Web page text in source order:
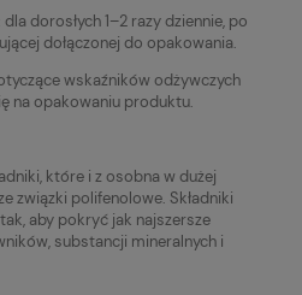
dorosłych 1–2 razy dziennie, po
dołączonej do opakowania.
wskaźników odżywczych
na opakowaniu produktu.
które i z osobna w dużej
związki polifenolowe. Składniki
aby pokryć jak najszersze
substancji mineralnych i